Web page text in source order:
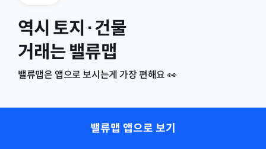
역시 토지·건물
거래는 밸류맵
밸류맵은 앱으로 보시는게 가장 편해요 👀
밸류맵 앱으로 보기